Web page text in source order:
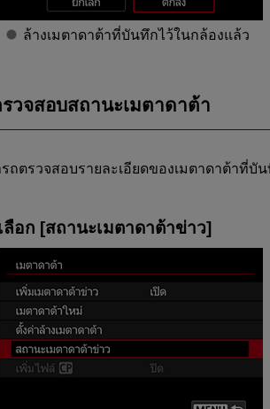
ล้างเมตาดาต้าที่บันทึกไว้ในกล้องแล้ว
วจสอบสถานะเมตาดาต้า
ถตรวจสอบรายละเอียดของเมตาดาต้าที่บั
ลือก [สถานะเมตาดาต้าข่าว]